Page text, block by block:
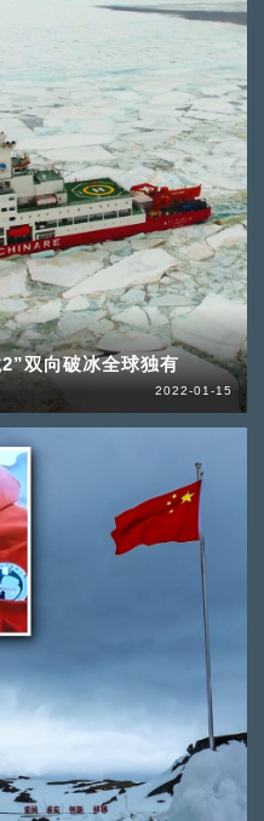
双向破冰全球独有
2022-01-15